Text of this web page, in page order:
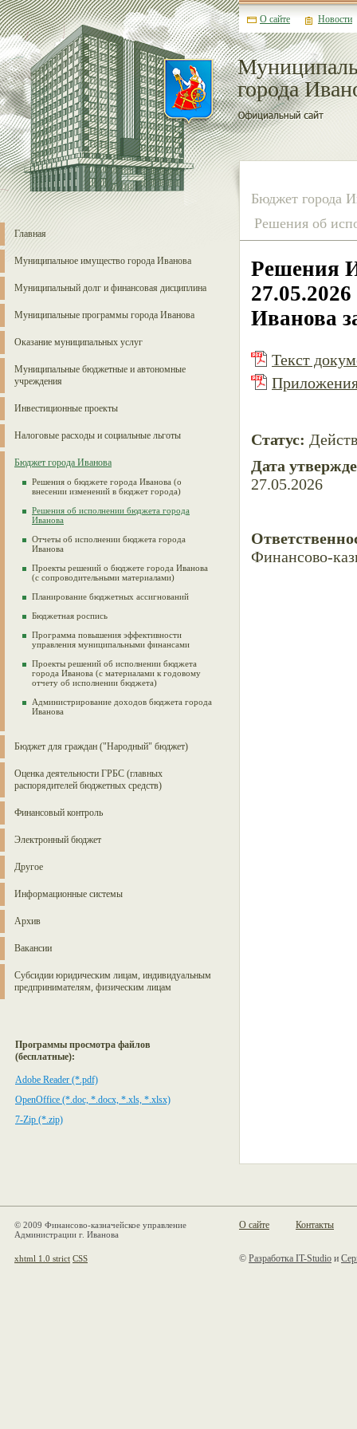
города
О сайте Новости
Главная
Муниципальное имущество города Иванова
Муниципальный долг и финансовая дисциплина
Муниципальные программы города Иванова
Оказание муниципальных услуг
Муниципальные бюджетные и автономные
учреждения
Инвестиционные проекты
Налоговые расходы и социальные льготы
Бюджет города Иванова
Решения о бюджете города Иванова (о
внесении изменений в бюджет города)
Решения об исполнении бюджета города
Иванова
Отчеты об исполнении бюджета города
Иванова
Проекты решений о бюджете города Иванова
(с сопроводительными материалами)
Планирование бюджетных ассигнований
Бюджетная роспись
Программа повышения эффективности
управления муниципальными финансами
Проекты решений об исполнении бюджета
города Иванова (с материалами к годовому
отчету об исполнении бюджета)
Администрирование доходов бюджета города
Иванова
Бюджет для граждан ("Народный" бюджет)
Оценка деятельности ГРБС (главных
распорядителей бюджетных средств)
Финансовый контроль
Электронный бюджет
Другое
Информационные системы
Архив
Вакансии
Субсидии юридическим лицам, индивидуальным
предпринимателям, физическим лицам
Программы просмотра файлов
(бесплатные):
Adobe Reader (*.pdf)
OpenOffice (*.doc, *.docx, *.xls, *.xlsx)
7-Zip (*.zip)
Бюджет города
Решения об
Решения
Иванова
Текст
Статус:
Дата
27.05.2026
Финансово-
© 2009 Финансово-казначейское управление
Администрации г. Иванова
О сайте Контакты
© Разработка IT-Studio и
xhtml 1.0 strict CSS